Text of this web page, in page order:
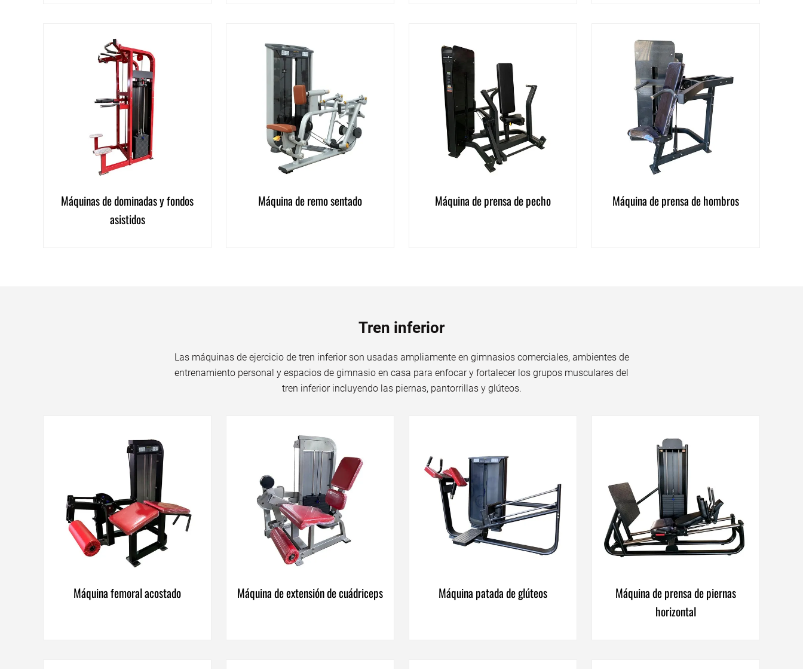
Máquinas de dominadas y fondos
asistidos
Máquina de remo sentado Máquina de prensa de pecho Máquina de prensa de hombros
Tren inferior
Las máquinas de ejercicio de tren inferior son usadas ampliamente en gimnasios comerciales, ambientes de
entrenamiento personal y espacios de gimnasio en casa para enfocar y fortalecer los grupos musculares del
tren inferior incluyendo las piernas, pantorrillas y glúteos.
Máquina femoral acostado Máquina de extensión de cuádriceps Máquina patada de glúteos
Máquina de prensa de piernas
horizontal